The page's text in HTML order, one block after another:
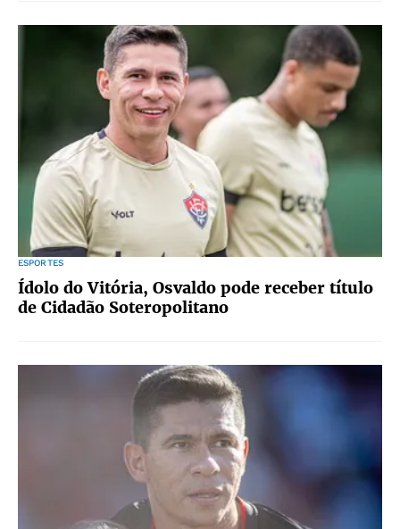
ESPORTES
Ídolo do Vitória, Osvaldo pode receber título
de Cidadão Soteropolitano